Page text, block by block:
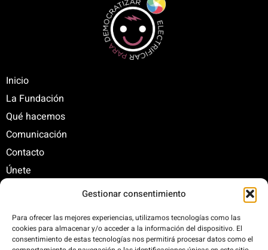
Gestionar consentimiento
Para ofrecer las mejores experiencias, utilizamos tecnologías como las
cookies para almacenar y/o acceder a la información del dispositivo. El
consentimiento de estas tecnologías nos permitirá procesar datos como el
Inicio
La Fundación
Qué hacemos
Comunicación
Contacto
Únete
C/ Santa Engracia, 108. 5º Interior. Izda. 28003
+34 625 47 42 11
fundacion@fundacionrenovables.org